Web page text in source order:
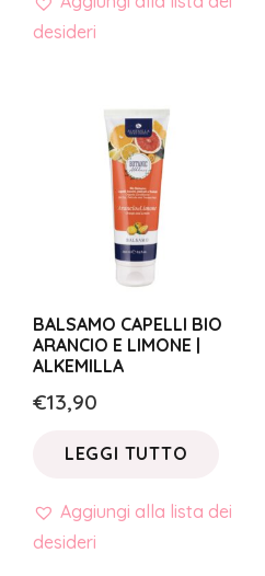
desideri
BALSAMO CAPELLI BIO
ARANCIO E LIMONE |
ALKEMILLA
€13,90
LEGGI TUTTO
Aggiungi alla lista dei
desideri